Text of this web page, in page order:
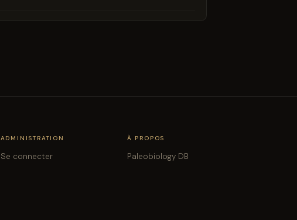
ADMINISTRATION
Se connecter
À PROPOS
Paleobiology DB